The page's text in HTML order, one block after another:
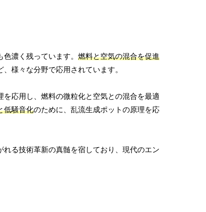
濃く残っています。 燃料と空気の混合を促進
様々な分野で応用されています。
を応用し、燃料の微粒化と空気との混合を最適
低騒音化のために、乱流生成ポットの原理を応
る技術革新の真髄を宿しており、現代のエン